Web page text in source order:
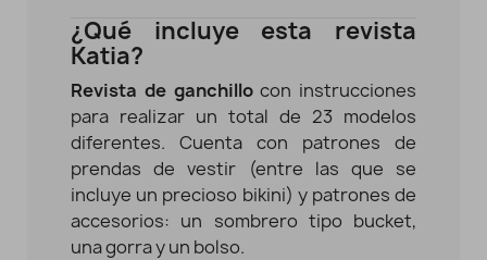
¿Qué incluye esta revista
Katia?
Revista de ganchillocon instrucciones
para realizar un total de 23 modelos
diferentes. Cuenta con patrones de
prendas de vestir (entre las que se
incluye un precioso bikini) y patrones de
accesorios: un sombrero tipo bucket,
una gorra y un bolso.